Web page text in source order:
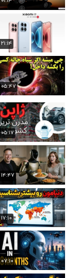
۲۱:۱۴
۰۵:۴۷
۰۵:۱۷
۱۴:۴۷
۱۷:۱۰
۰۷:۱۰